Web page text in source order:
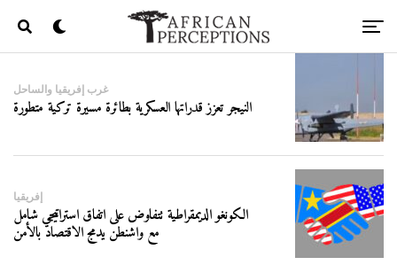
غرب إفريقيا والساحل
النيجر تعزز قدراتها العسكرية بطائرة مسيرة تركية متطورة
إفريقيا
الكونغو الديمقراطية تتفاوض على اتفاق استراتيجي شامل
مع واشنطن يدمج الاقتصاد بالأمن